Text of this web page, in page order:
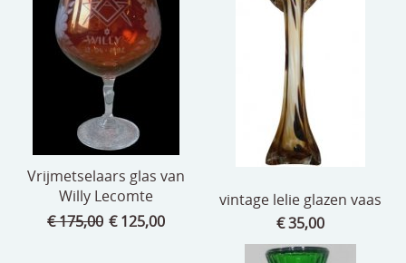
Vrijmetselaars glas van
Willy Lecomte
€ 175,00 € 125,00
vintage lelie glazen vaas
€ 35,00